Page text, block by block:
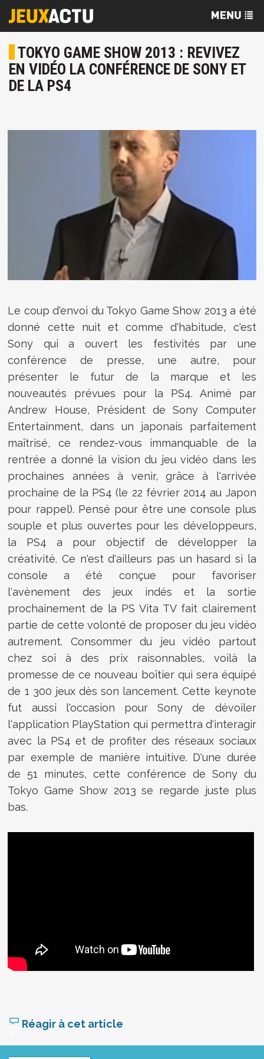
TOKYO GAME SHOW 2013 : REVIVEZ
EN VIDÉO LA CONFÉRENCE DE SONY ET
DE LA PS4
Le coup d'envoi du Tokyo Game Show 2013 a été
donné cette nuit et comme d'habitude, c'est
Sony qui a ouvert les festivités par une
conférence de presse, une autre, pour
présenter le futur de la marque et les
nouveautés prévues pour la PS4. Animé par
Andrew House, Président de Sony Computer
Entertainment, dans un japonais parfaitement
maîtrisé, ce rendez-vous immanquable de la
rentrée a donné la vision du jeu vidéo dans les
prochaines années à venir, grâce à l'arrivée
prochaine de la PS4 (le 22 février 2014 au Japon
pour rappel). Pensé pour être une console plus
souple et plus ouvertes pour les développeurs,
la PS4 a pour objectif de développer la
créativité. Ce n'est d'ailleurs pas un hasard si la
console a été conçue pour favoriser
l'avènement des jeux indés et la sortie
prochainement de la PS Vita TV fait clairement
partie de cette volonté de proposer du jeu vidéo
autrement. Consommer du jeu vidéo partout
chez soi à des prix raisonnables, voilà la
promesse de ce nouveau boîtier qui sera équipé
de 1 300 jeux dès son lancement. Cette keynote
fut aussi l'occasion pour Sony de dévoiler
l'application PlayStation qui permettra d'interagir
avec la PS4 et de profiter des réseaux sociaux
par exemple de manière intuitive. D'une durée
de 51 minutes, cette conférence de Sony du
Tokyo Game Show 2013 se regarde juste plus
bas.
Réagir à cet article